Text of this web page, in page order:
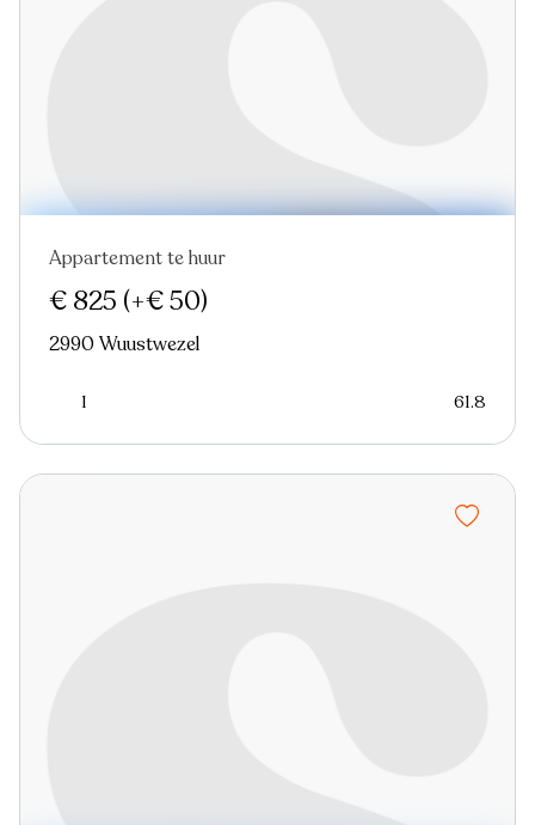
Nieuw
Appartement te huur
€ 825 (+€ 50)
2990 Wuustwezel
1 61.8